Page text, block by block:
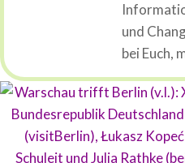
und
bei Euch,